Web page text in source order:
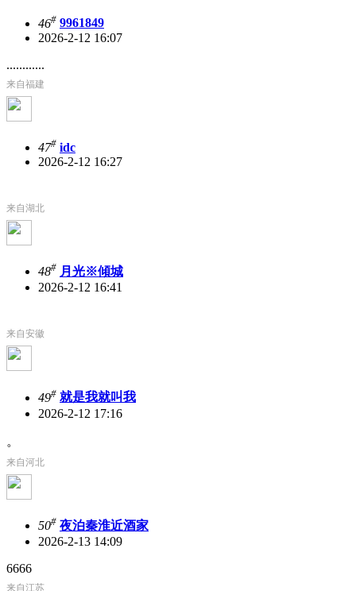
46# 9961849
2026-2-12 16:07
............
来自福建
47# idc
2026-2-12 16:27
来自湖北
48# 月光※傾城
2026-2-12 16:41
来自安徽
49# 就是我就叫我
2026-2-12 17:16
。
来自河北
50# 夜泊秦淮近酒家
2026-2-13 14:09
6666
来自江苏